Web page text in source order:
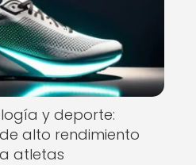
y deporte:
alto rendimiento
atletas